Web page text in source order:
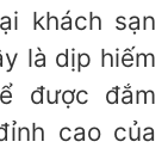
khách sạn
là dịp hiếm
được đắm
cao của